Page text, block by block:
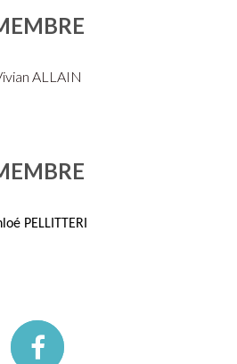
ALLAIN
PELLITTERI